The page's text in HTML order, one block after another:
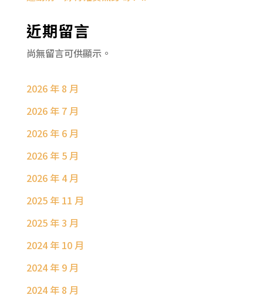
近期留言
尚無留言可供顯示。
2026 年 8 月
2026 年 7 月
2026 年 6 月
2026 年 5 月
2026 年 4 月
2025 年 11 月
2025 年 3 月
2024 年 10 月
2024 年 9 月
2024 年 8 月